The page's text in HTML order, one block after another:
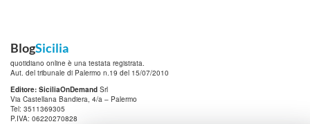
BlogSicilia
quotidiano online è una testata registrata.
Aut. del tribunale di Palermo n.19 del 15/07/2010
Editore: SiciliaOnDemand Srl
Via Castellana Bandiera, 4/a – Palermo
Tel: 3511369305
P.IVA: 06220270828